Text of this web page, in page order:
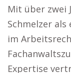
Mit über zwei
Schmelzer
im
Expertise